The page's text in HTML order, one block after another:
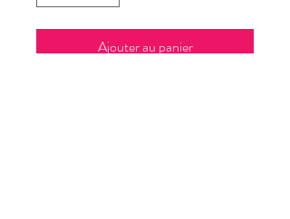
Ajouter au panier